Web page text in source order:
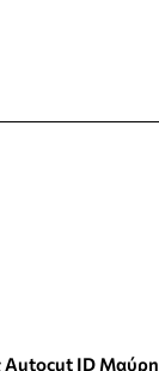
Autocut ID Μαύρη